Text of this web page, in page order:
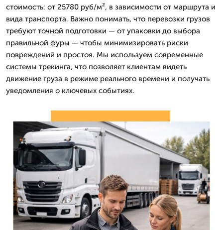
стоимость: от 25780 руб/м², в зависимости от маршрута и
вида транспорта. Важно понимать, что перевозки грузов
требуют точной подготовки — от упаковки до выбора
правильной фуры — чтобы минимизировать риски
повреждений и простоя. Мы используем современные
системы трекинга, что позволяет клиентам видеть
движение груза в режиме реального времени и получать
уведомления о ключевых событиях.